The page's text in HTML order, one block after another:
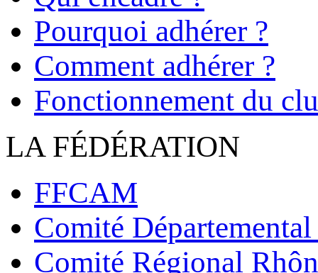
Pourquoi adhérer ?
Comment adhérer ?
Fonctionnement du
LA FÉDÉRATION
FFCAM
Comité
Comité Régional